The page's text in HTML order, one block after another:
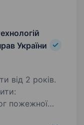
України
від 2 років.
пожежної